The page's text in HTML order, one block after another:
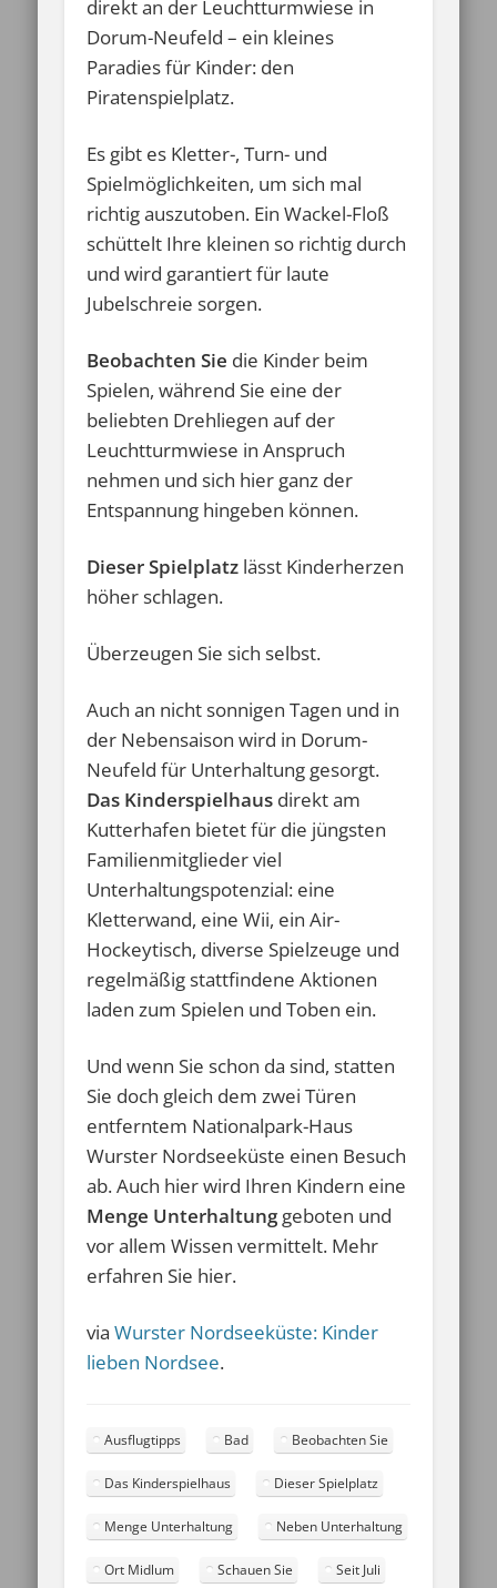
direkt an der Leuchtturmwiese in
Dorum-Neufeld – ein kleines
Paradies für Kinder: den
Piratenspielplatz.
Es gibt es Kletter-, Turn- und
Spielmöglichkeiten, um sich mal
richtig auszutoben. Ein Wackel-Floß
schüttelt Ihre kleinen so richtig durch
und wird garantiert für laute
Jubelschreie sorgen.
Beobachten Sie die Kinder beim
Spielen, während Sie eine der
beliebten Drehliegen auf der
Leuchtturmwiese in Anspruch
nehmen und sich hier ganz der
Entspannung hingeben können.
Dieser Spielplatz lässt Kinderherzen
höher schlagen.
Überzeugen Sie sich selbst.
Auch an nicht sonnigen Tagen und in
der Nebensaison wird in Dorum-
Neufeld für Unterhaltung gesorgt.
Das Kinderspielhaus direkt am
Kutterhafen bietet für die jüngsten
Familienmitglieder viel
Unterhaltungspotenzial: eine
Kletterwand, eine Wii, ein Air-
Hockeytisch, diverse Spielzeuge und
regelmäßig stattfindene Aktionen
laden zum Spielen und Toben ein.
Und wenn Sie schon da sind, statten
Sie doch gleich dem zwei Türen
entferntem Nationalpark-Haus
Wurster Nordseeküste einen Besuch
ab. Auch hier wird Ihren Kindern eine
Menge Unterhaltunggeboten und
vor allem Wissen vermittelt. Mehr
erfahren Sie hier.
viaWurster Nordseeküste: Kinder
lieben Nordsee.
Ausflugtipps Bad Beobachten Sie
Das Kinderspielhaus Dieser Spielplatz
Menge Unterhaltung Neben Unterhaltung
Ort Midlum Schauen Sie Seit Juli